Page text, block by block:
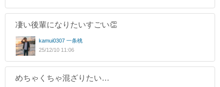
凄い後輩になりたいすごい👏
kamui0307 一条桃
25/12/10 11:06
めちゃくちゃ混ざりたい…